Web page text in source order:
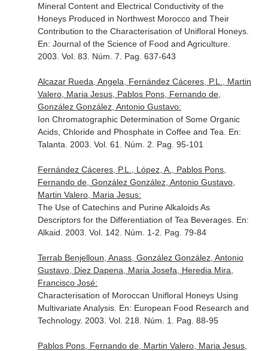
Mineral Content and Electrical Conductivity of the
Honeys Produced in Northwest Morocco and Their
Contribution to the Characterisation of Unifloral Honeys.
En: Journal of the Science of Food and Agriculture.
2003. Vol. 83. Núm. 7. Pag. 637-643
Alcazar Rueda, Angela, Fernández Cáceres, P.L., Martin
Valero, Maria Jesus, Pablos Pons, Fernando de,
González González, Antonio Gustavo:
Ion Chromatographic Determination of Some Organic
Acids, Chloride and Phosphate in Coffee and Tea. En:
Talanta . 2003. Vol. 61. Núm. 2. Pag. 95-101
Fernández Cáceres, P.L., López, A., Pablos Pons,
Fernando de, González González, Antonio Gustavo,
Martin Valero, Maria Jesus:
The Use of Catechins and Purine Alkaloids As
Descriptors for the Differentiation of Tea Beverages. En:
Alkaid . 2003. Vol. 142. Núm. 1-2. Pag. 79-84
Terrab Benjelloun, Anass, González González, Antonio
Gustavo, Diez Dapena, Maria Josefa, Heredia Mira,
Francisco José:
Characterisation of Moroccan Unifloral Honeys Using
Multivariate Analysis. En: European Food Research and
Technology. 2003. Vol. 218. Núm. 1. Pag. 88-95
Pablos Pons, Fernando de, Martin Valero, Maria Jesus,